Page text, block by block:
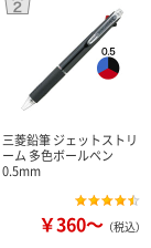
三菱鉛筆 ジェットストリ
ーム 多色ボールペン
0.5mm
￥360～ （税込）